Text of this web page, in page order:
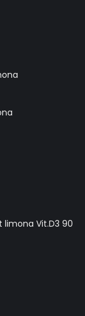
limona Vit.D3 90